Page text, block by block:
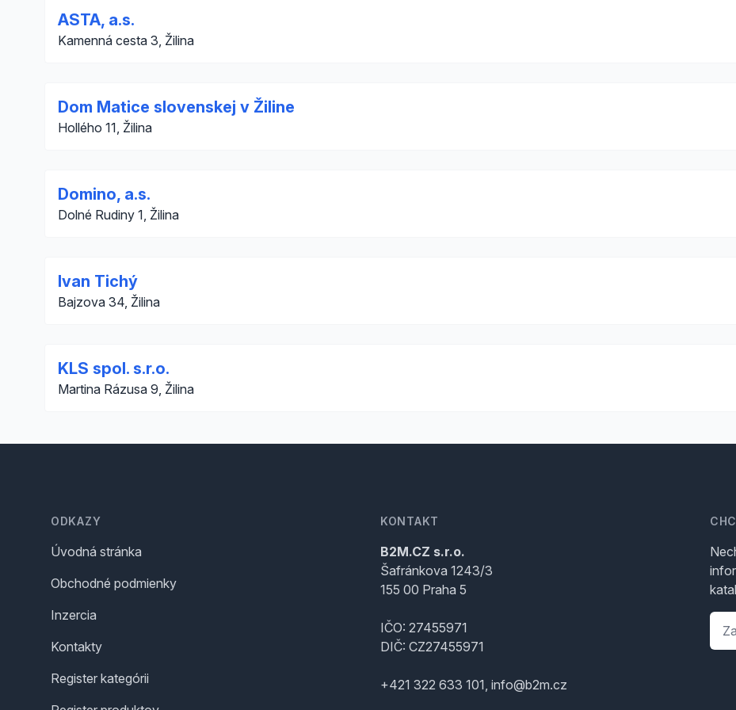
ASTA, a.s.
Kamenná cesta 3, Žilina
Dom Matice slovenskej v Žiline
Hollého 11, Žilina
Domino, a.s.
Dolné Rudiny 1, Žilina
Ivan Tichý
Bajzova 34, Žilina
KLS spol. s.r.o.
Martina Rázusa 9, Žilina
ODKAZY
Úvodná stránka
Obchodné podmienky
Inzercia
Kontakty
Register kategórii
KONTAKT
B2M.CZ s.r.o.
Šafránkova 1243/3
155 00 Praha 5
IČO: 27455971
DIČ: CZ27455971
+421 322 633 101, info@b2m.cz